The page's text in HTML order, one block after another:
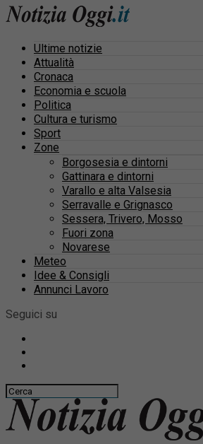
Ultime notizie
Attualità
Cronaca
Economia e scuola
Politica
Cultura e turismo
Sport
Zone
Borgosesia e dintorni
Gattinara e dintorni
Varallo e alta Valsesia
Serravalle e Grignasco
Sessera, Trivero, Mosso
Fuori zona
Novarese
Meteo
Idee & Consigli
Annunci Lavoro
Seguici su